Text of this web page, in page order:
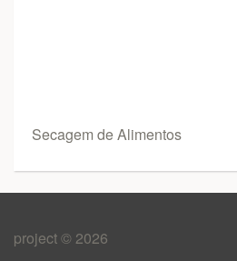
Secagem de Alimentos
project © 2026